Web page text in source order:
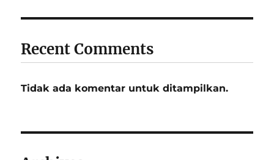
Recent Comments
Tidak ada komentar untuk ditampilkan.